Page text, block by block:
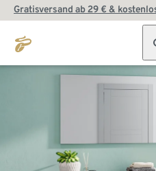
Gratisversand ab 29 € &